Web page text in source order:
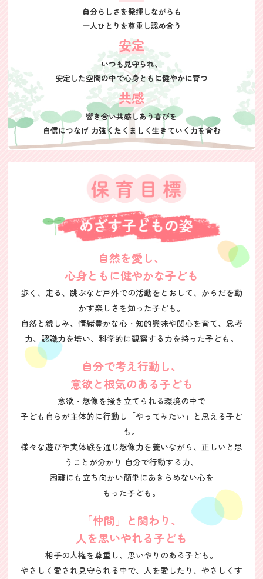
自分らしさを発揮しながらも
一人ひとりを尊重し認め合う
安定
いつも見守られ、
安定した空間の中で心身ともに健やかに育つ
共感
響き合い共感しあう喜びを
自信につなげ力強くたくましく 生きていく力を育む
自然を愛し、
心身ともに健やかな子ども
歩く、走る、跳ぶなど戸外での活動をとおして、からだを動
かす楽しさを知った子ども。
自然と親しみ、情緒豊かな心・知的興味や関心を育て、思考
力、認識力を培い、 科学的に観察する力を持った子ども。
自分で考え行動し、
意欲と根気のある子ども
意欲・想像を掻き立てられる環境の中で
子ども自らが主体的に行動し 「やってみたい」と思える子ど
も。
様々な遊びや実体験を通じ想像力を養いながら、正しいと思
うことが分かり 自分で行動する力、
困難にも立ち向かい簡単にあきらめない心を
もった子ども。
「仲間」と関わり、
人を思いやれる子ども
相手の人権を尊重し、思いやりのある子ども。
やさしく愛され見守られる中で、人を愛したり、やさしくす